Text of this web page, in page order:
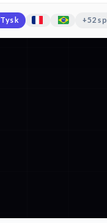
Tysk +52